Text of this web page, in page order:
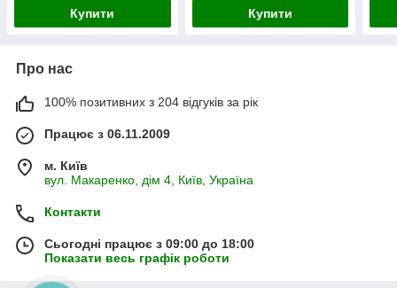
Купити Купити
Про нас
100% позитивних з 204 відгуків за рік
Працює з 06.11.2009
м. Київ
вул. Макаренко, дім 4, Київ, Україна
Контакти
Сьогодні працює з 09:00 до 18:00
Показати весь графік роботи